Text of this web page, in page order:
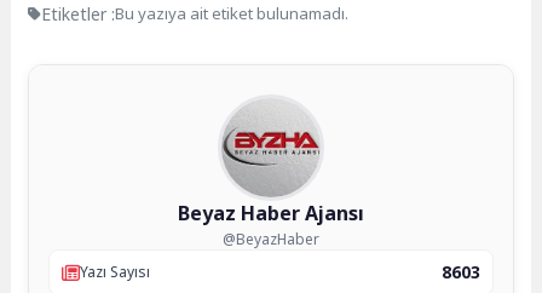
Etiketler :Bu yazıya ait etiket bulunamadı.
Beyaz Haber Ajansı
@BeyazHaber
Yazı Sayısı
8603